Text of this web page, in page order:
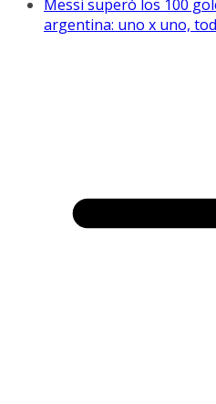
Messi superó los 100
argentina: uno x uno,